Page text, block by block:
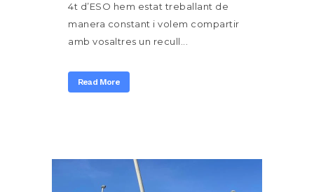
4t d’ESO hem estat treballant de
manera constant i volem compartir
amb vosaltres un recull...
Read More